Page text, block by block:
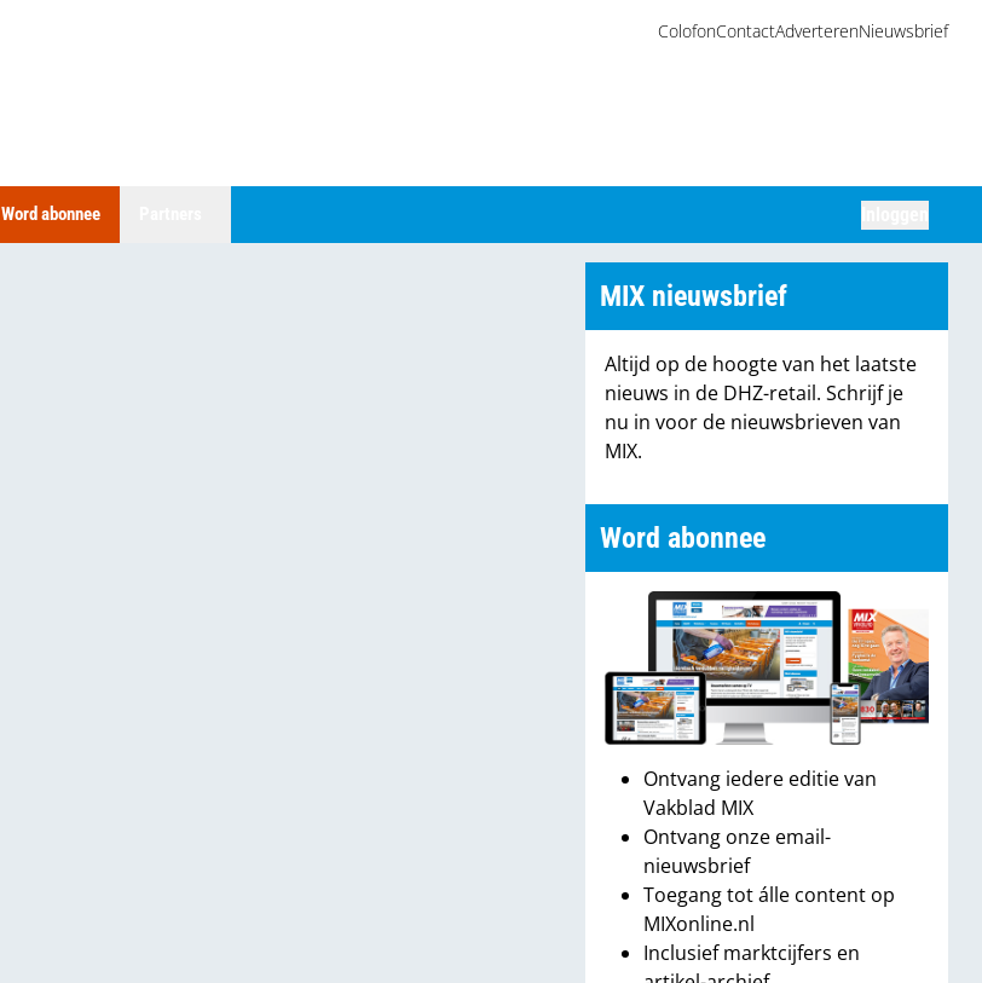
ColofonContactAdverterenNieuwsbrief
Word abonnee
MIX nieuwsbrief
Altijd op de hoogte van het laatste
nieuws in de DHZ-retail. Schrijf je
nu in voor de nieuwsbrieven van
MIX.
Word abonnee
Ontvang iedere editie van
Vakblad MIX
Ontvang onze email-
nieuwsbrief
Toegang tot álle content op
MIXonline.nl
Inclusief marktcijfers en